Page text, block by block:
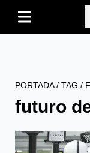
PORTADA/ TAG /
futuro